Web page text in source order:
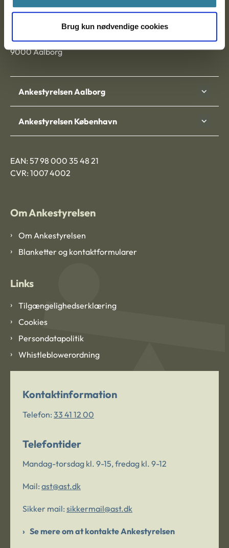
Brug kun nødvendige cookies
Postadresse:
Nytorv 7, 2. sal
9000 Aalborg
Ankestyrelsen Aalborg
Ankestyrelsen København
EAN: 57 98 000 35 48 21
CVR: 1007 4002
Om Ankestyrelsen
Om Ankestyrelsen
Blanketter og kontaktformularer
Links
Tilgængelighedserklæring
Cookies
Persondatapolitik
Whistleblowerordning
Kontaktinformation
Telefon: 33 41 12 00
Telefontider
Mandag-torsdag kl. 9-15, fredag kl. 9-12
Mail: ast@ast.dk
Sikker mail: sikkermail@ast.dk
Se mere om at kontakte Ankestyrelsen